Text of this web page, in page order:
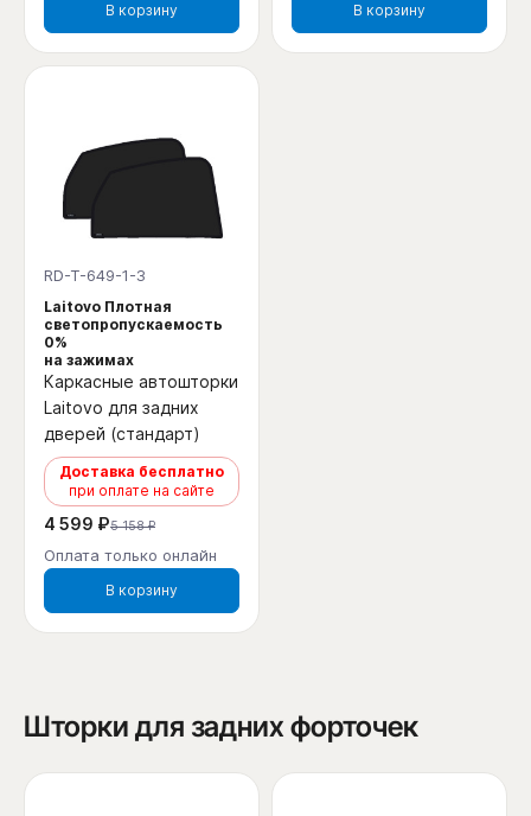
В корзину В корзину
RD-T-649-1-3
Laitovo Плотная
светопропускаемость
0%
на зажимах
Каркасные автошторки
Laitovo для задних
дверей (стандарт)
Доставка бесплатно
при оплате на сайте
4 599 ₽5 158 ₽
Оплата только онлайн
В корзину
Шторки для задних форточек